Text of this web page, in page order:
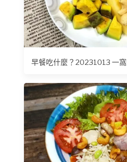
早餐吃什麼？20231013 一